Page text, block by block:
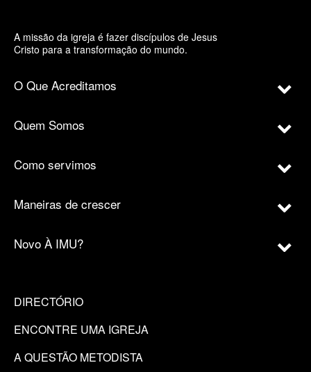
A missão da igreja é fazer discípulos de Jesus
Cristo para a transformação do mundo.
O Que Acreditamos
Quem Somos
Como servimos
Maneiras de crescer
Novo À IMU?
DIRECTÓRIO
ENCONTRE UMA IGREJA
A QUESTÃO METODISTA